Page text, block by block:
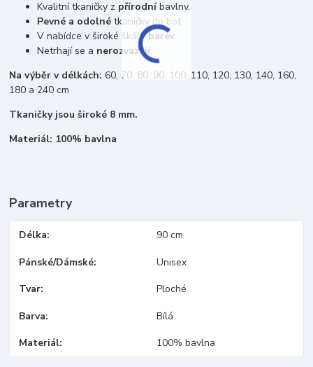
Kvalitní tkaničky z přírodníbavlny.
Pevné a odolnétkaničky do bot.
V nabídce v široké škálebarev.
Netrhají se a nerozvazují.
Na výběr v délkách: 60, 70, 80, 90, 100, 110, 120, 130, 140, 160,
180 a 240 cm
Tkaničky jsou široké 8 mm.
Materiál: 100% bavlna
Parametry
Délka 90 cm
Pánské/Dámské Unisex
Tvar Ploché
Barva Bílá
Materiál 100% bavlna